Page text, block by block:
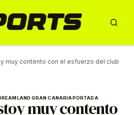
muy contento con el esfuerzo del club
GRAN CANARIAPORTADA
muy contento